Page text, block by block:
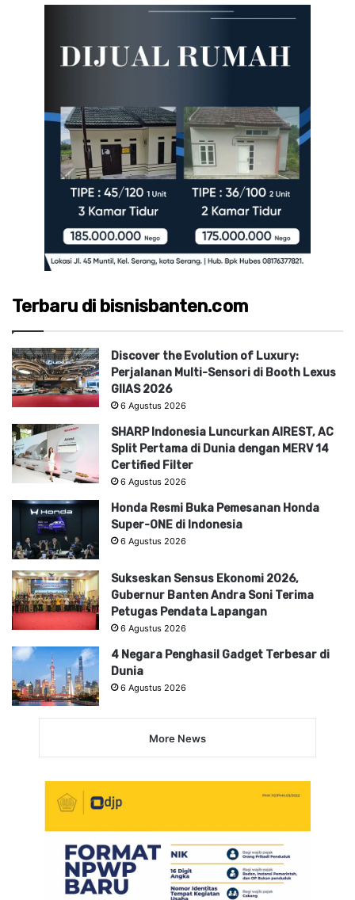
Terbaru di bisnisbanten.com
Discover the Evolution of Luxury:
Perjalanan Multi-Sensori di Booth Lexus
GIIAS 2026
6 Agustus 2026
SHARP Indonesia Luncurkan AIREST, AC
Split Pertama di Dunia dengan MERV 14
Certified Filter
6 Agustus 2026
Honda Resmi Buka Pemesanan Honda
Super-ONE di Indonesia
6 Agustus 2026
Sukseskan Sensus Ekonomi 2026,
Gubernur Banten Andra Soni Terima
Petugas Pendata Lapangan
6 Agustus 2026
4 Negara Penghasil Gadget Terbesar di
Dunia
6 Agustus 2026
More News